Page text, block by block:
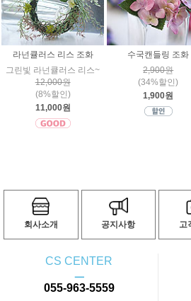
라넌큘러스 리스 조화
그린빛 라넌큘러스 리스~
12,000원
(8%할인)
11,000원
수국캔들링 조화
2,900원
(34%할인)
1,900원
회사소개 공지사항 고
CS CENTER
ㅡ
055-963-5559